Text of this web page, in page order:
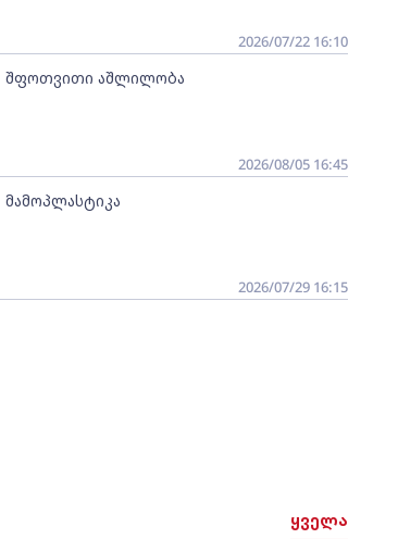
2026/07/22 16:10
შფოთვითი აშლილობა
2026/08/05 16:45
მამოპლასტიკა
2026/07/29 16:15
ყველა